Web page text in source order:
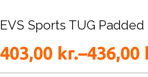
EVS Sports TUG Padded
403,00 kr.–436,00
Prisinterval: